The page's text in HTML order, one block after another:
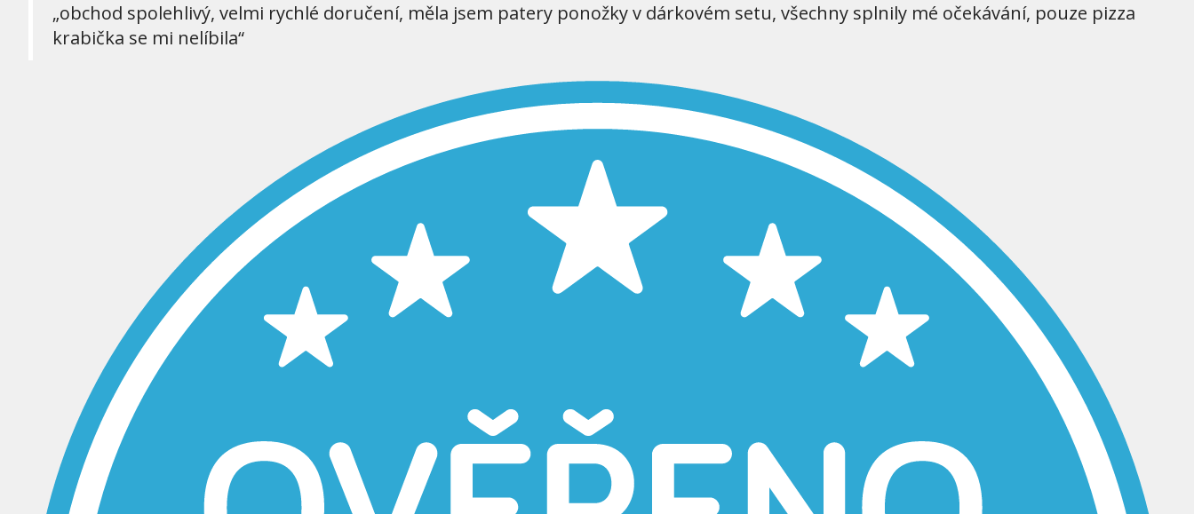
„obchod spolehlivý, velmi rychlé doručení, měla jsem patery ponožky v dárkovém setu, všechny splnily mé očekávání, pouze pizza
krabička se mi nelíbila“